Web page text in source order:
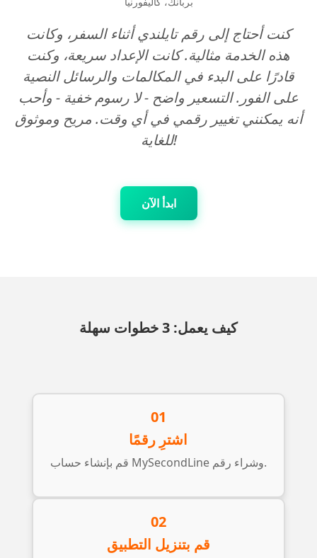
كنت أحتاج إلى رقم تايلندي أثناء السفر، وكانت
هذه الخدمة مثالية. كانت الإعداد سريعة، وكنت
قادرًا على البدء في المكالمات والرسائل النصية
على الفور. التسعير واضح - لا رسوم خفية - وأحب
أنه يمكنني تغيير رقمي في أي وقت. مريح وموثوق
للغاية!
ابدأ الآن
كيف يعمل: 3 خطوات سهلة
01
اشترِ رقمًا
قم بإنشاء حساب MySecondLine وشراء رقم.
02
قم بتنزيل التطبيق